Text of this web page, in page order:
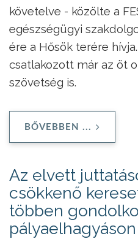
követelve - közölte a
egészségügyi
ére a Hősök terére
csatlakozott már az öt
szövetség is.
BŐVEBBEN ...
Az elvett
csökkenő
többen
pályaelhagyáson